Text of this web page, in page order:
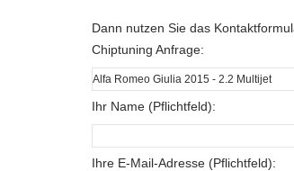
Dann nutzen Sie das
Chiptuning Anfrage:
Ihr Name (Pflichtfeld):
Ihre E-Mail-Adresse (Pflichtfeld):